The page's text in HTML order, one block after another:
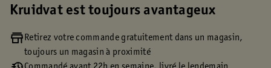
Kruidvat est toujours avantageux
Retirez votre commande gratuitement dans un magasin,
toujours un magasin à proximité